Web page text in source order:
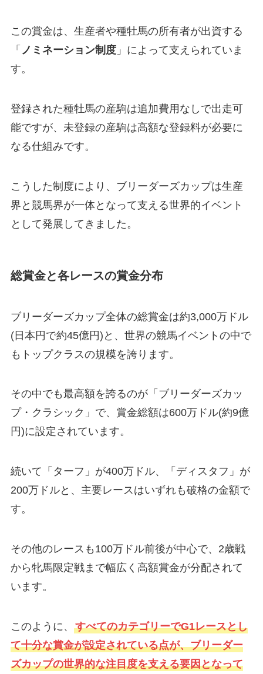
この賞金は、生産者や種牡馬の所有者が出資する
「 ノミネーション制度」によって支えられていま
す。
登録された種牡馬の産駒は追加費用なしで出走可
能ですが、未登録の産駒は高額な登録料が必要に
なる仕組みです。
こうした制度により、ブリーダーズカップは生産
界と競馬界が一体となって支える世界的イベント
として発展してきました。
総賞金と各レースの賞金分布
ブリーダーズカップ全体の総賞金は約3,000万ドル
(日本円で約45億円)と、世界の競馬イベントの中で
もトップクラスの規模を誇ります。
その中でも最高額を誇るのが「ブリーダーズカッ
プ・クラシック」で、賞金総額は600万ドル(約9億
円)に設定されています。
続いて「ターフ」が400万ドル、「ディスタフ」が
200万ドルと、主要レースはいずれも破格の金額で
す。
その他のレースも100万ドル前後が中心で、2歳戦
から牝馬限定戦まで幅広く高額賞金が分配されて
います。
このように、 すべてのカテゴリーでG1レースとし
て十分な賞金が設定されている点が、ブリーダー
ズカップの世界的な注目度を支える要因となって